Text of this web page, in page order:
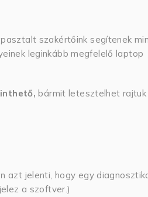
szakértőink segítenek
leginkább megfelelő laptop
bármit letesztelhet rajtuk
azt jelenti, hogy egy
a szoftver.)